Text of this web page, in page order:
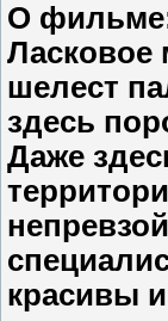
О
Ласковое
шелест
здесь
Даже
красивы